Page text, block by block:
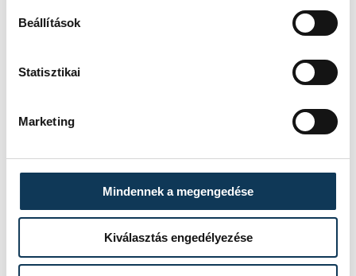
Beállítások
Statisztikai
Marketing
Mindennek a megengedése
Kiválasztás engedélyezése
ONE VESZPRÉM HC
A gólok mellett a
könnyek is potyogtak –
Gasper Marguc
elköszönt Veszprémtől